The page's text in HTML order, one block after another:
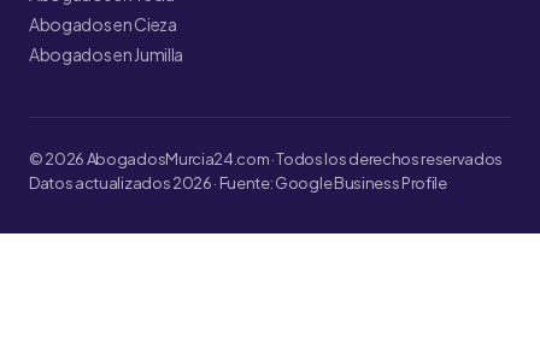
Abogados en Cieza
Abogados en Jumilla
© 2026 AbogadosMurcia24.com · Todos los derechos reservados
Datos actualizados 2026 · Fuente: Google Business Profile